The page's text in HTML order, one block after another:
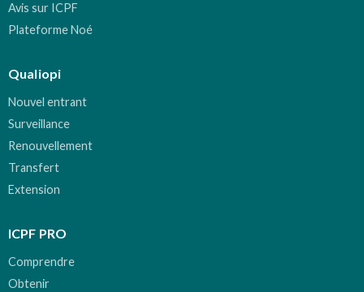
Avis sur ICPF
Plateforme Noé
Qualiopi
Nouvel entrant
Surveillance
Renouvellement
Transfert
Extension
ICPF PRO
Comprendre
Obtenir